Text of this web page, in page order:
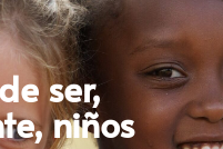
ser,
niños